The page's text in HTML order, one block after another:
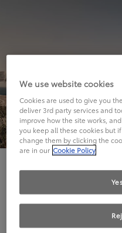
Hier geht's
We use website cookies
Cookies are used to give you
deliver 3rd party services and
improve how the site works,
you keep all these cookies but
change them by clicking the
are in our Cookie Policy